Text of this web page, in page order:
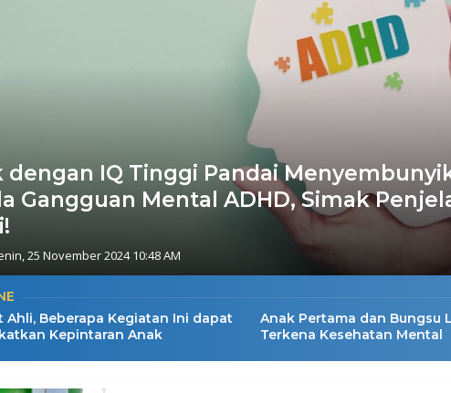
dengan IQ Tinggi Pandai
Gangguan Mental ADHD, Simak
25 November 2024 10:48 AM
Ahli, Beberapa Kegiatan Ini dapat
Kepintaran Anak
Anak Pertama dan Bungsu
Terkena Kesehatan Mental